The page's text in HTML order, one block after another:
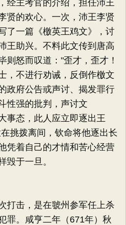
主考官的介绍，担任沛王
贤的欢心。一次，沛王李贤
了一篇《檄英王鸡文》，讨
王助兴。不料此文传到唐高
则怒而叹道："歪才，歪才！
，不进行劝诫，反倒作檄文
政府公告或声讨、揭发罪行
性强的批判，声讨文
事态，此人应立即逐出王
挑拨离间，钦命将他逐出长
凭着自己的才情和苦心经营
毁于一旦。
击，是在虢州参军任上杀
罪。咸亨二年（671年）秋